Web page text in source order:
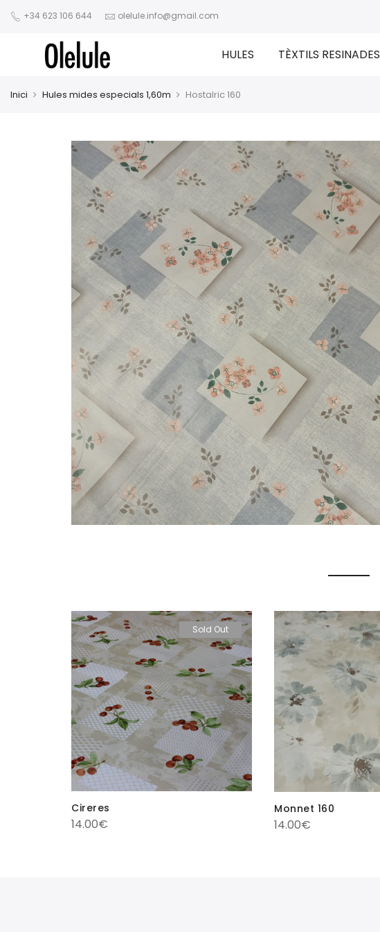
+34 623 106 644 olelule.info@gmail.com
HULES TÈXTILS RESINADES
Inici Hules mides especials 1,60m Hostalric 160
Sold Out
Cireres
14.00€
Monnet 160
14.00€